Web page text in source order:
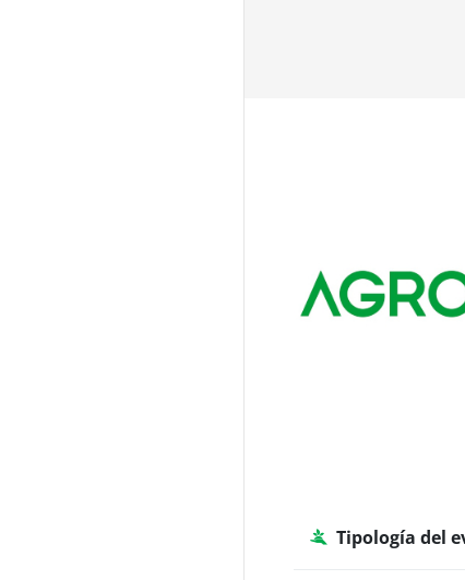
Tipología del